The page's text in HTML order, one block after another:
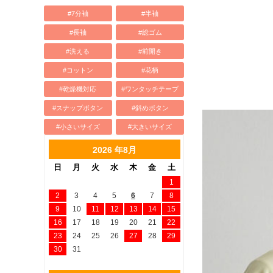
#7分袖 #半袖
#長袖 #総ゴム
#洗える #前開き
#コットン #花柄
#乾燥機対応 #ワンタッチテープ
#スナップボタン #斜めボタン
#小さいサイズ #大きいサイズ
2026 年8月
日 月 火 水 木 金 土
1
2
3 4 5 6 7
8
9
10 11 12 13 14
15
16
17 18 19 20 21
22
23
24 25 26 27 28
29
30
31